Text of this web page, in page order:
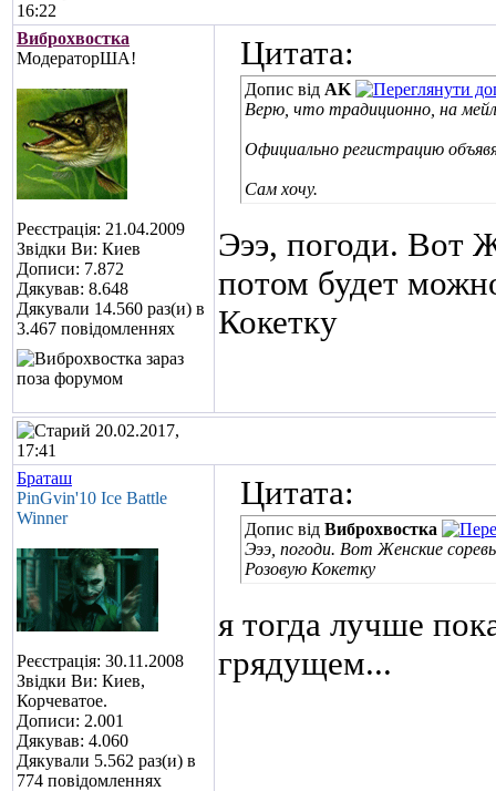
16:22
Виброхвостка
МодераторША!
Реєстрація: 21.04.2009
Звідки Ви: Киев
Дописи: 7.872
Дякував: 8.648
Дякували 14.560 раз(и) в
3.467 повідомленнях
Цитата:
Допис від AK
Верю, что традиционно, на
Официально регистрацию
Сам хочу.
Эээ, погоди. Вот
потом будет
Кокетку
20.02.2017,
17:41
Браташ
PinGvin'10 Ice Battle
Winner
Реєстрація: 30.11.2008
Звідки Ви: Киев,
Корчеватое.
Дописи: 2.001
Дякував: 4.060
Дякували 5.562 раз(и) в
774 повідомленнях
Цитата:
Допис від Виброхвостка
Эээ, погоди. Вот Женские
Розовую Кокетку
я тогда лучше
грядущем...